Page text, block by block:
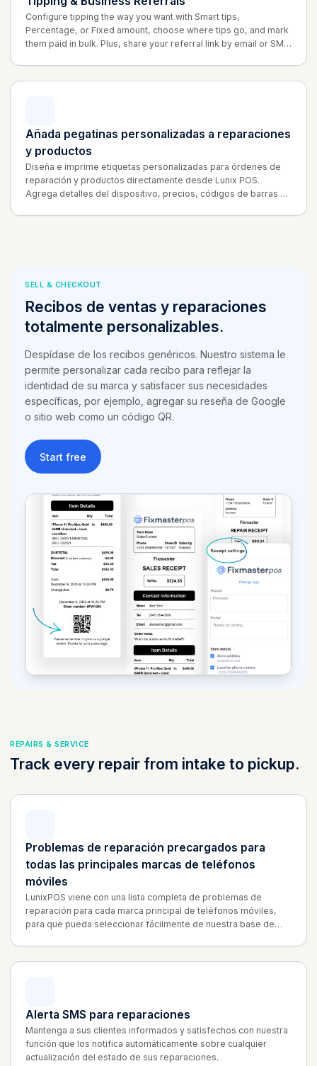
Configure tipping the way you want with Smart tips,
Percentage, or Fixed amount, choose where tips go, and mark
them paid in bulk. Plus, share your referral link by email or SMS
Añada pegatinas personalizadas a reparaciones
y productos
Diseña e imprime etiquetas personalizadas para órdenes de
reparación y productos directamente desde Lunix POS.
Agrega detalles del dispositivo, precios, códigos de barras y
SELL & CHECKOUT
Recibos de ventas y reparaciones
totalmente personalizables.
Despídase de los recibos genéricos. Nuestro sistema le
permite personalizar cada recibo para reflejar la
identidad de su marca y satisfacer sus necesidades
específicas, por ejemplo, agregar su reseña de Google
o sitio web como un código QR.
Start free
REPAIRS & SERVICE
Track every repair from intake to pickup.
Problemas de reparación precargados para
todas las principales marcas de teléfonos
móviles
LunixPOS viene con una lista completa de problemas de
reparación para cada marca principal de teléfonos móviles,
para que pueda seleccionar fácilmente de nuestra base de
Alerta SMS para reparaciones
Mantenga a sus clientes informados y satisfechos con nuestra
función que los notifica automáticamente sobre cualquier
actualización del estado de sus reparaciones.